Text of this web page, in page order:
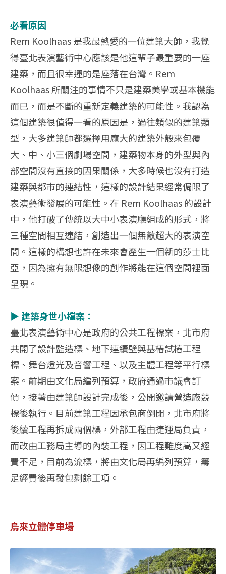
必看原因
Rem Koolhaas 是我最熱愛的一位建築大師，我覺
得臺北表演藝術中心應該是他這輩子最重要的一座
建築，而且很幸運的是座落在台灣。Rem
Koolhaas 所關注的事情不只是建築美學或基本機能
而已，而是不斷的重新定義建築的可能性。我認為
這個建築很值得一看的原因是，過往類似的建築類
型，大多建築師都選擇用龐大的建築外殼來包覆
大、中、小三個劇場空間，建築物本身的外型與內
部空間沒有直接的因果關係，大多時候也沒有打造
建築與都市的連結性，這樣的設計結果經常侷限了
表演藝術發展的可能性。在 Rem Koolhaas 的設計
中，他打破了傳統以大中小表演廳組成的形式，將
三種空間相互連結，創造出一個無敵超大的表演空
間。這樣的構想也許在未來會產生一個新的莎士比
亞，因為擁有無限想像的創作將能在這個空間裡面
呈現。
▶ 建築身世小檔案：
臺北表演藝術中心是政府的公共工程標案，北市府
共開了設計監造標、地下連續壁與基樁試樁工程
標、舞台燈光及音響工程、以及主體工程等平行標
案。前期由文化局編列預算，政府通過市議會訂
價，接著由建築師設計完成後，公開邀請營造廠競
標後執行。目前建築工程因承包商倒閉，北市府將
後續工程再拆成兩個標，外部工程由捷運局負責，
而改由工務局主導的內裝工程，因工程難度高又經
費不足，目前為流標，將由文化局再編列預算，籌
足經費後再發包剩餘工項。
烏來立體停車場